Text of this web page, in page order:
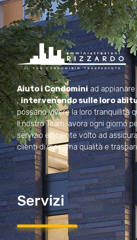
Amministrazioni Rizzardo
Il tuo condominio trasparente
Aiuto i Condominiad appianare
,intervenendo sulle loro
possano vivere la loro tranquillità
Il nostro Team lavora ogni giorno
servizio efficiente volto ad
clienti di massima qualità e
Servizi